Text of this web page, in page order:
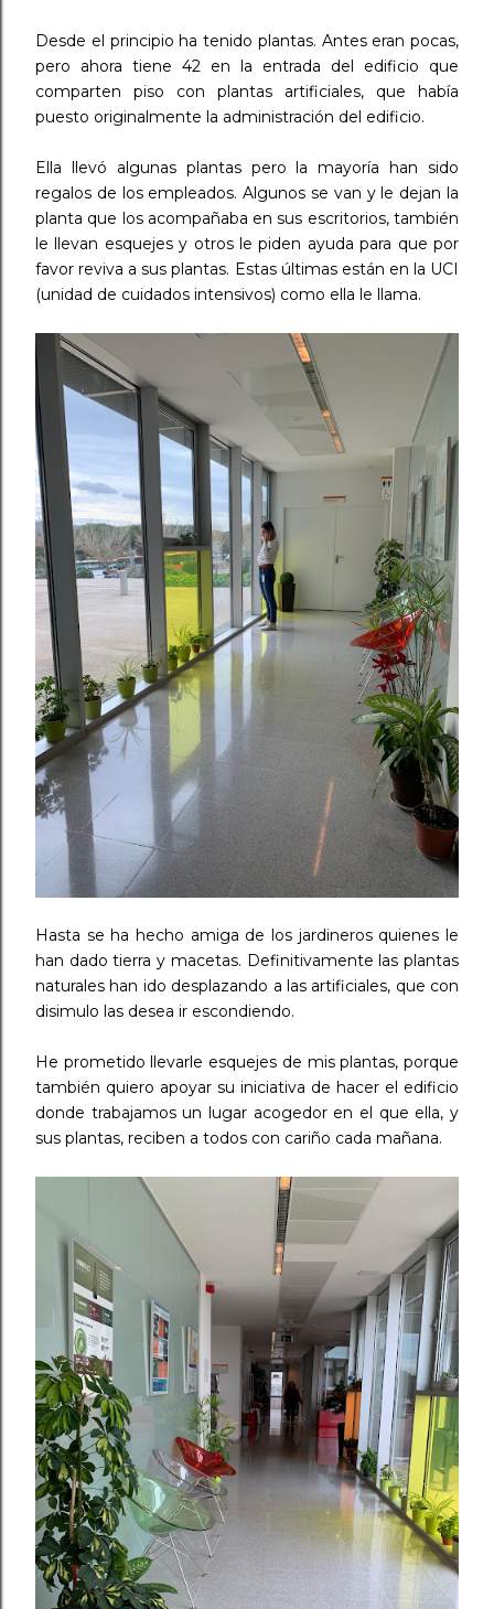
Desde el principio ha tenido plantas. Antes eran pocas,
pero ahora tiene 42 en la entrada del edificio que
comparten piso con plantas artificiales, que había
puesto originalmente la administración del edificio.
Ella llevó algunas plantas pero la mayoría han sido
regalos de los empleados. Algunos se van y le dejan la
planta que los acompañaba en sus escritorios, también
le llevan esquejes y otros le piden ayuda para que por
favor reviva a sus plantas. Estas últimas están en la UCI
(unidad de cuidados intensivos) como ella le llama.
Hasta se ha hecho amiga de los jardineros quienes le
han dado tierra y macetas. Definitivamente las plantas
naturales han ido desplazando a las artificiales, que con
disimulo las desea ir escondiendo. ⠀
He prometido llevarle esquejes de mis plantas, porque
también quiero apoyar su iniciativa de hacer el edificio
donde trabajamos un lugar acogedor en el que ella, y
sus plantas, reciben a todos con cariño cada mañana.